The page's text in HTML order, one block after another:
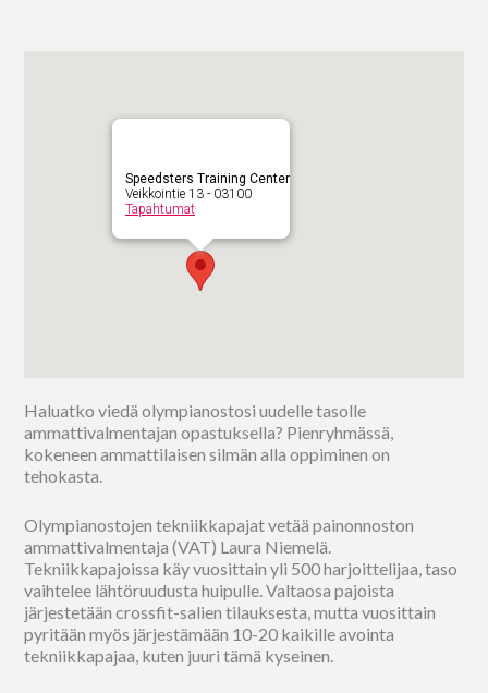
Speedsters Training Center
Veikkointie 13 - 03100
Tapahtumat
Haluatko viedä olympianostosi uudelle tasolle
ammattivalmentajan opastuksella? Pienryhmässä,
kokeneen ammattilaisen silmän alla oppiminen on
tehokasta.
Olympianostojen tekniikkapajat vetää painonnoston
ammattivalmentaja (VAT) Laura Niemelä.
Tekniikkapajoissa käy vuosittain yli 500 harjoittelijaa, taso
vaihtelee lähtöruudusta huipulle. Valtaosa pajoista
järjestetään crossfit-salien tilauksesta, mutta vuosittain
pyritään myös järjestämään 10-20 kaikille avointa
tekniikkapajaa, kuten juuri tämä kyseinen.